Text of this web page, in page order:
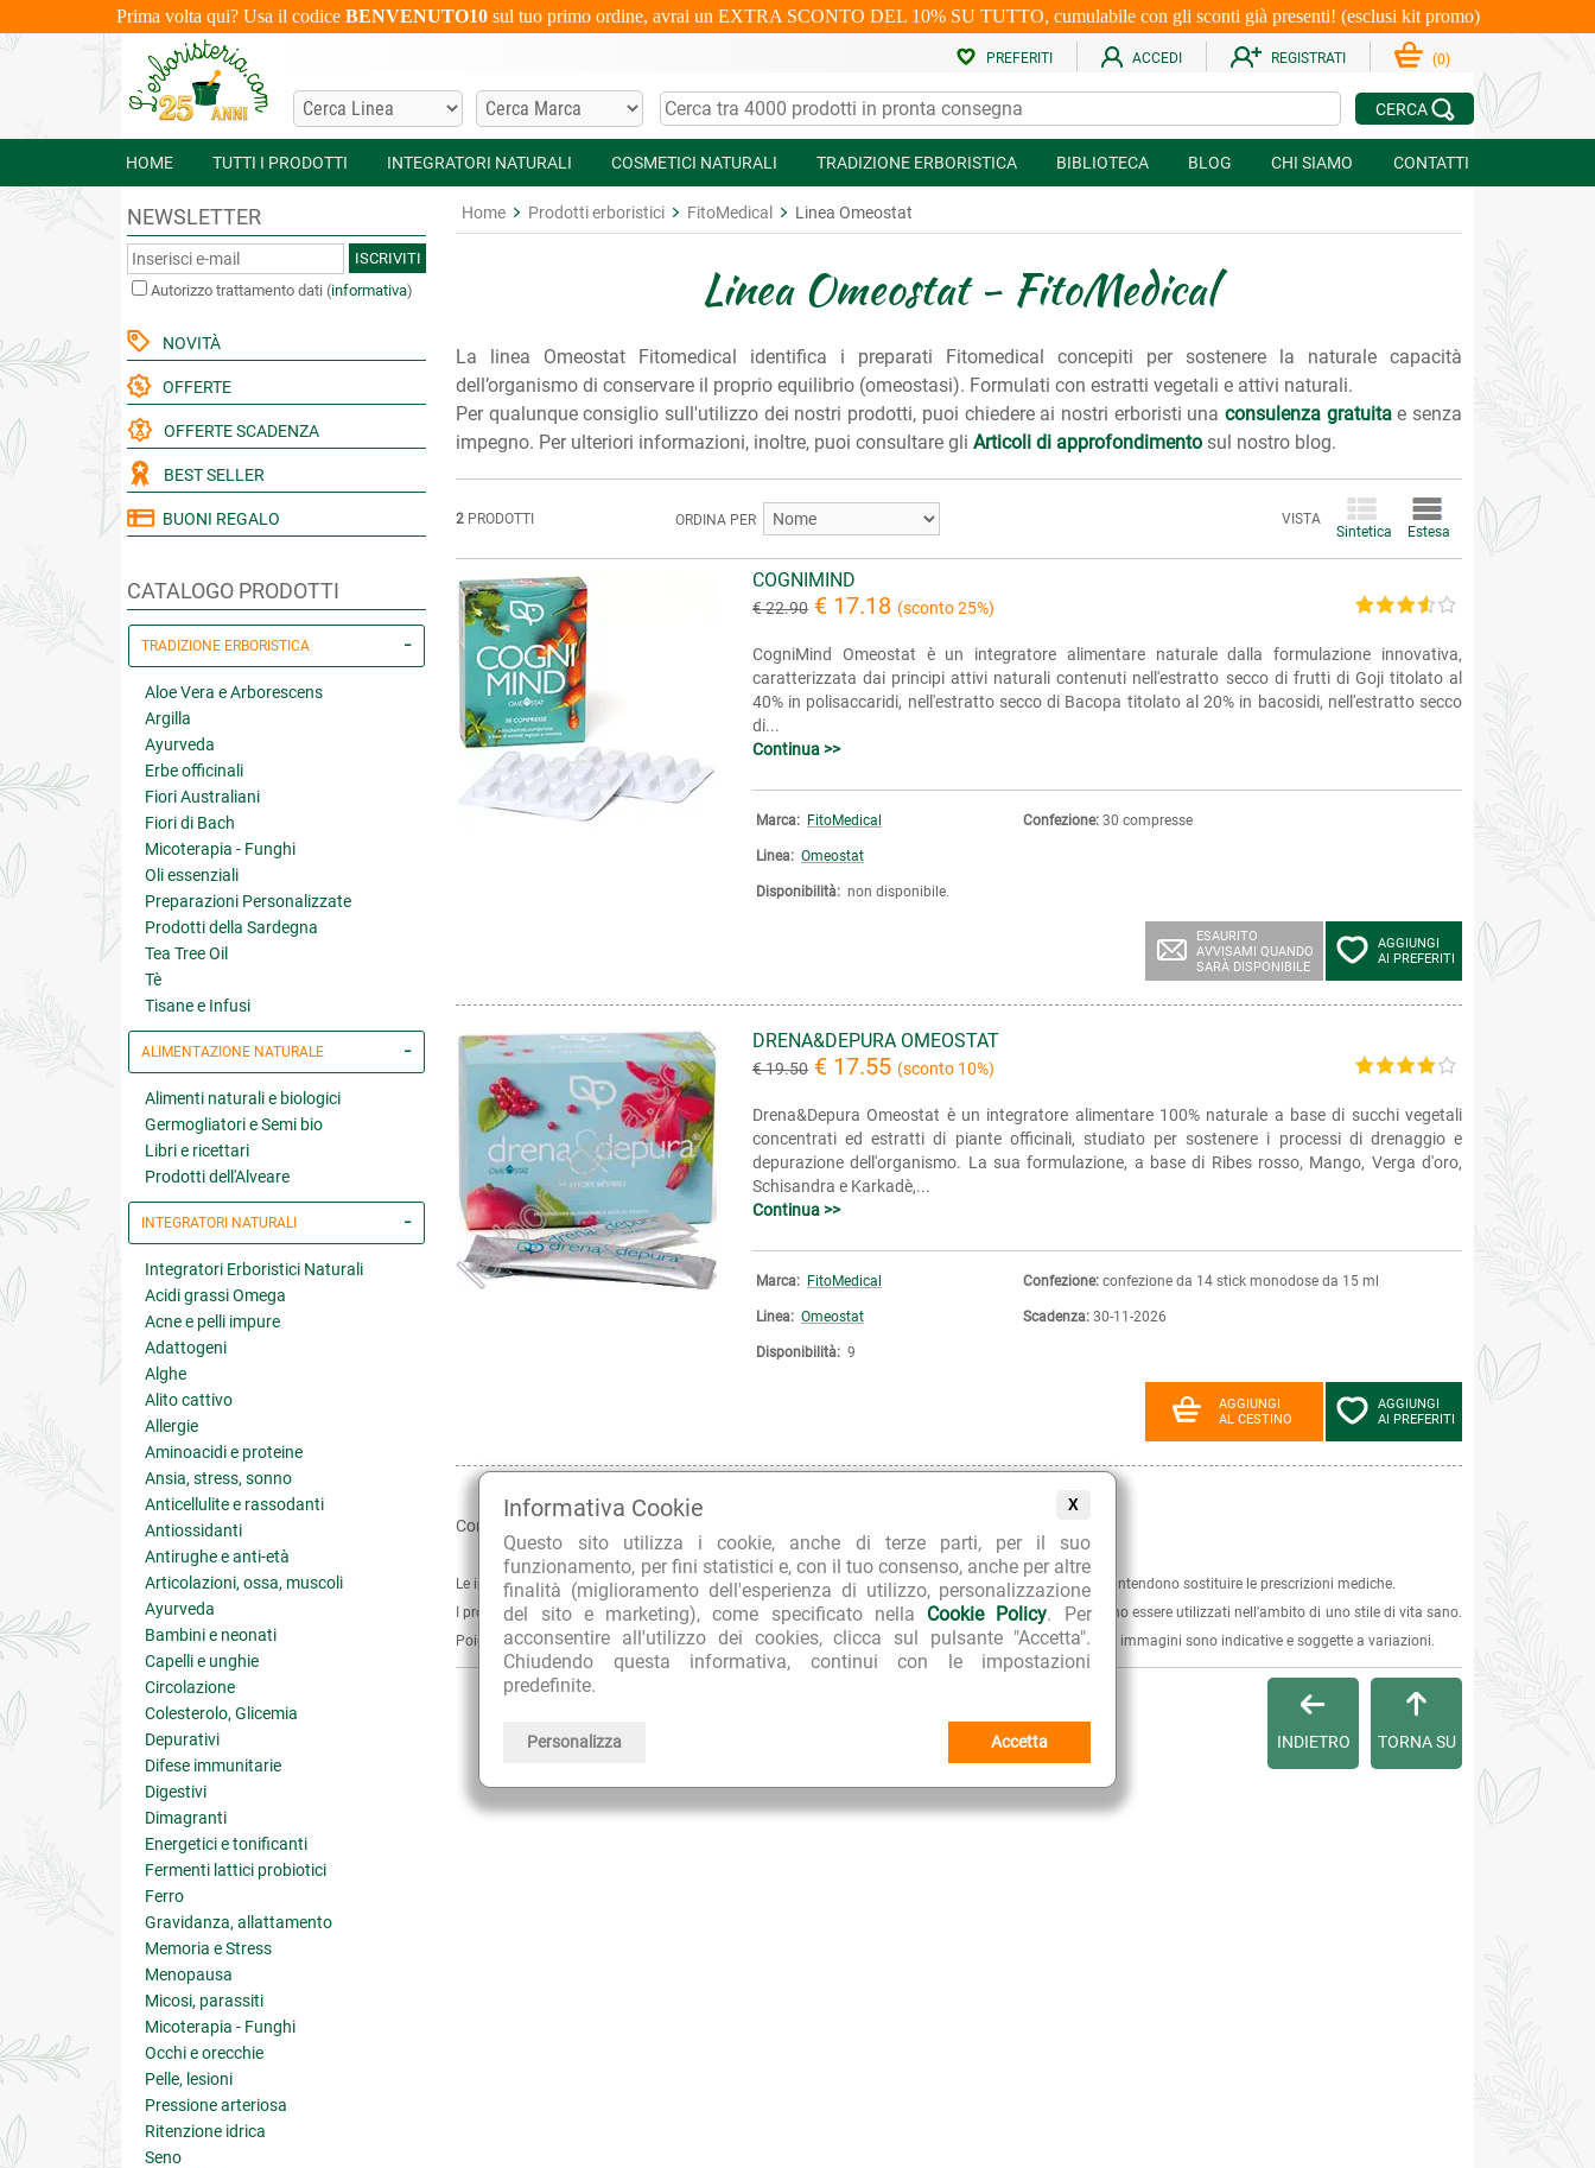
X
Informativa Cookie
Questo sito utilizza i cookie, anche di terze parti, per il suo
funzionamento, per fini statistici e, con il tuo consenso, anche per altre
finalità (miglioramento dell'esperienza di utilizzo, personalizzazione
del sito e marketing), come specificato nella Cookie Policy. Per
acconsentire all'utilizzo dei cookies, clicca sul pulsante "Accetta".
Chiudendo questa informativa, continui con le impostazioni
predefinite.
Personalizza Accetta
Prima volta qui? Usa il codice BENVENUTO10sul tuo primo ordine, avrai un EXTRA SCONTO DEL 10% SU TUTTO, cumulabile con gli sconti già presenti! (esclusi kit promo)
PREFERITI ACCEDI REGISTRATI (0)
CERCA
HOME TUTTI I PRODOTTI INTEGRATORI NATURALI COSMETICI NATURALI TRADIZIONE ERBORISTICA BIBLIOTECA BLOG CHI SIAMO CONTATTI
NEWSLETTER
ISCRIVITI
Autorizzo trattamento dati (informativa)
NOVITÀ
OFFERTE
OFFERTE SCADENZA
BEST SELLER
BUONI REGALO
CATALOGO PRODOTTI
TRADIZIONE ERBORISTICA
Aloe Vera e Arborescens
Argilla
Ayurveda
Erbe officinali
Fiori Australiani
Fiori di Bach
Micoterapia - Funghi
Oli essenziali
Preparazioni Personalizzate
Prodotti della Sardegna
Tea Tree Oil
Tè
Tisane e Infusi
ALIMENTAZIONE NATURALE
Alimenti naturali e biologici
Germogliatori e Semi bio
Libri e ricettari
Prodotti dell'Alveare
INTEGRATORI NATURALI
Integratori Erboristici Naturali
Acidi grassi Omega
Acne e pelli impure
Adattogeni
Alghe
Alito cattivo
Allergie
Aminoacidi e proteine
Ansia, stress, sonno
Anticellulite e rassodanti
Antiossidanti
Antirughe e anti-età
Articolazioni, ossa, muscoli
Ayurveda
Bambini e neonati
Capelli e unghie
Circolazione
Colesterolo, Glicemia
Depurativi
Difese immunitarie
Digestivi
Dimagranti
Energetici e tonificanti
Fermenti lattici probiotici
Ferro
Gravidanza, allattamento
Memoria e Stress
Menopausa
Micosi, parassiti
Micoterapia - Funghi
Occhi e orecchie
Pelle, lesioni
Pressione arteriosa
Ritenzione idrica
Seno
Home Prodotti erboristici FitoMedical Linea Omeostat
Linea Omeostat - FitoMedical
La linea Omeostat Fitomedical identifica i preparati Fitomedical concepiti per sostenere la naturale capacità
dell’organismo di conservare il proprio equilibrio (omeostasi). Formulati con estratti vegetali e attivi naturali.
Per qualunque consiglio sull'utilizzo dei nostri prodotti, puoi chiedere ai nostri erboristi una consulenza gratuitae senza
impegno. Per ulteriori informazioni, inoltre, puoi consultare gli Articoli di approfondimento sul nostro blog.
2 PRODOTTI ORDINA PER VISTA
Sintetica Estesa
COGNIMIND
€ 22.90 € 17.18 (sconto 25%)
CogniMind Omeostat è un integratore alimentare naturale dalla formulazione innovativa,
caratterizzata dai principi attivi naturali contenuti nell'estratto secco di frutti di Goji titolato al
40% in polisaccaridi, nell'estratto secco di Bacopa titolato al 20% in bacosidi, nell'estratto secco
di...
Continua >>
Marca: FitoMedical
Linea: Omeostat
Disponibilità: non disponibile.
Confezione: 30 compresse
ESAURITO
AVVISAMI QUANDO
SARÀ DISPONIBILE
AGGIUNGI
AI PREFERITI
DRENA&DEPURA OMEOSTAT
€ 19.50 € 17.55 (sconto 10%)
Drena&Depura Omeostat è un integratore alimentare 100% naturale a base di succhi vegetali
concentrati ed estratti di piante officinali, studiato per sostenere i processi di drenaggio e
depurazione dell'organismo. La sua formulazione, a base di Ribes rosso, Mango, Verga d'oro,
Schisandra e Karkadè,...
Continua >>
Marca: FitoMedical
Linea: Omeostat
Disponibilità: 9
Confezione: confezione da 14 stick monodose da 15 ml
Scadenza: 30-11-2026
AGGIUNGI
AL CESTINO
AGGIUNGI
AI PREFERITI
Condividi:
Le informazioni presenti su questo sito non devono essere interpretate come consulenza medica e non intendono sostituire le prescrizioni mediche.
I prodotti erboristici non possono essere intesi come sostituti di una dieta variata ed equilibrata e devono essere utilizzati nell'ambito di uno stile di vita sano.
Poichè non si tratta di farmaci, i risultati non sono garantiti e possono variare da persona a persona. Le immagini sono indicative e soggette a variazioni.
TORNA SU
INDIETRO